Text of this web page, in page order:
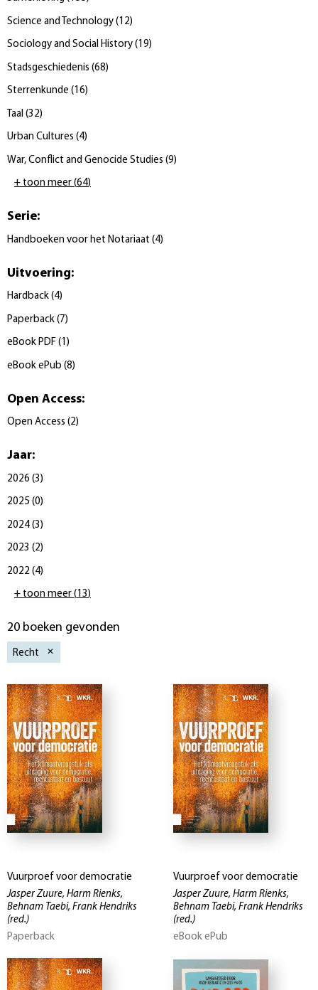
Science and Technology (12)
Sociology and Social History (19)
Stadsgeschiedenis (68)
Sterrenkunde (16)
Taal (32)
Urban Cultures (4)
War, Conflict and Genocide Studies (9)
+ toon meer (64)
Serie:
Handboeken voor het Notariaat (4)
Uitvoering:
Hardback (4)
Paperback (7)
eBook PDF (1 )
eBook ePub (8)
Open Access:
Open Access (2)
Jaar:
2026 (3)
2025 (0)
2024 (3)
2023 (2)
2022 (4)
+ toon meer (13)
20 boeken gevonden
Recht
Vuurproef voor democratie
Jasper Zuure, Harm Rienks,
Behnam Taebi, Frank Hendriks
(red.)
Paperback
Vuurproef voor democratie
Jasper Zuure, Harm Rienks,
Behnam Taebi, Frank Hendriks
(red.)
eBook ePub